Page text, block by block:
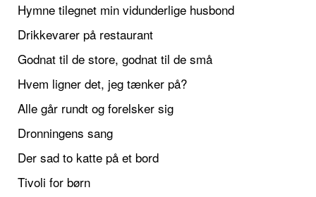
Hymne tilegnet min vidunderlige husbond
Drikkevarer på restaurant
Godnat til de store, godnat til de små
Hvem ligner det, jeg tænker på?
Alle går rundt og forelsker sig
Dronningens sang
Der sad to katte på et bord
Tivoli for børn